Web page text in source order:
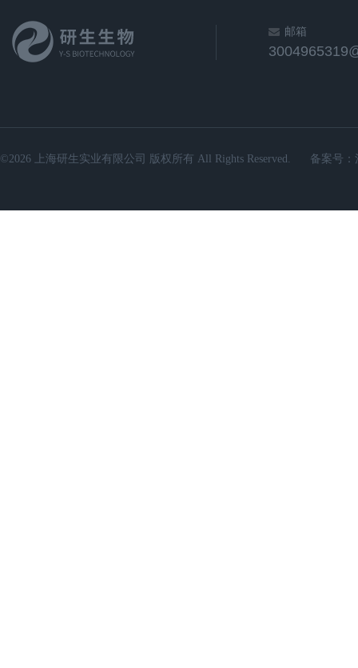
邮箱
©2026 上海研生实业有限公司 版权所有 All Rights Reserved. 备案号：